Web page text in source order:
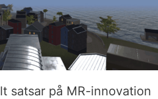
satsar på MR-innovation